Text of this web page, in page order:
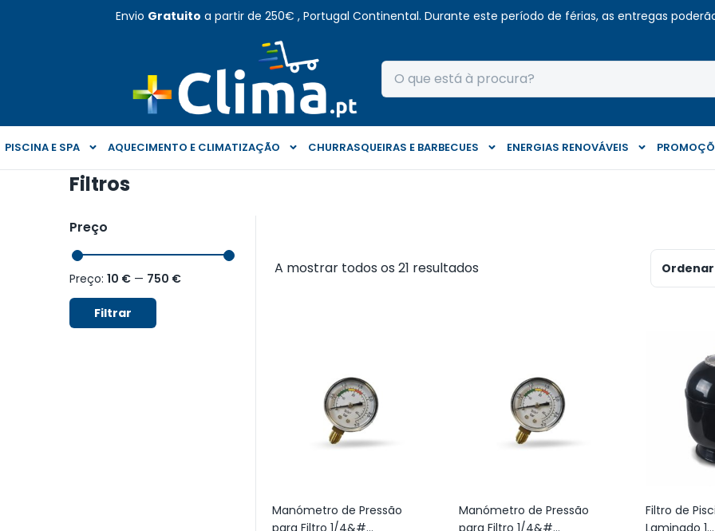
Envio Gratuito a partir de 250€ , Portugal Continental. Durante este período de férias, as entregas
PISCINA E SPA AQUECIMENTO E CLIMATIZAÇÃO CHURRASQUEIRAS E BARBECUES ENERGIAS RENOVÁVEIS
Filtros
A mostrar todos os 21 resultados
Manómetro de Pressão
para Filtro 1/4&#...
Manómetro de Pressão
para Filtro 1/4&#...
Filtro de
Laminado 1...
Preço
Filtrar
Preço: 10 € — 750 €